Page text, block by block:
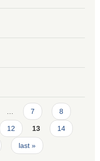
7 8
12 13 14
last »